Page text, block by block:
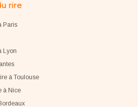
rire
Paris
Lyon
à Toulouse
à Nice